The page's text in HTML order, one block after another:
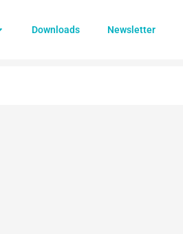
Downloads Newsletter